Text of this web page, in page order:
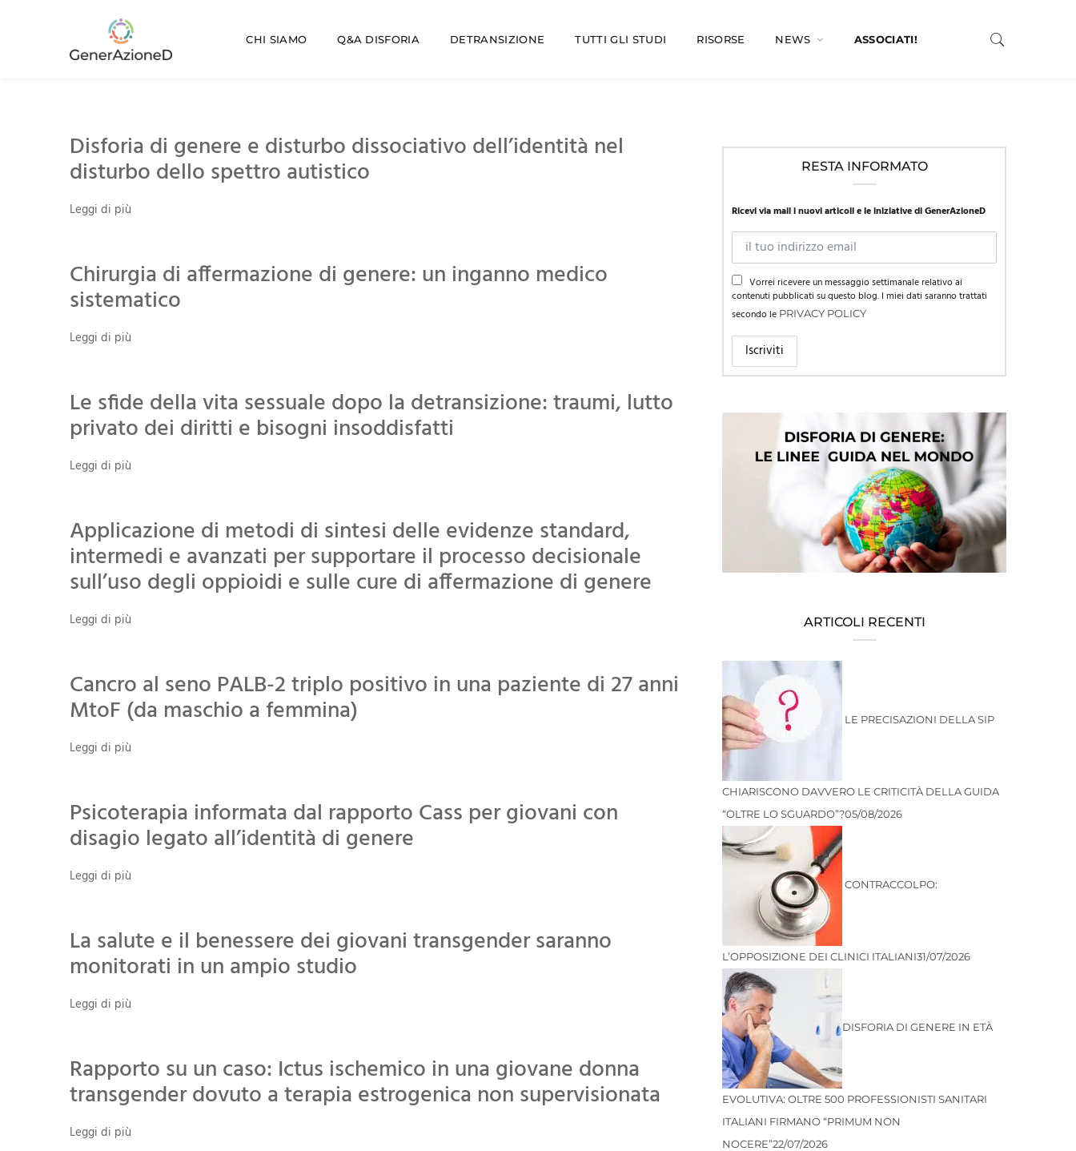
CHI SIAMO Q&A DISFORIA DETRANSIZIONE TUTTI GLI STUDI RISORSE NEWS ASSOCIATI!
Disforia di genere e disturbo dissociativo dell’identità nel
disturbo dello spettro autistico
Leggi di più
Chirurgia di affermazione di genere: un inganno medico
sistematico
Leggi di più
Le sfide della vita sessuale dopo la detransizione: traumi, lutto
privato dei diritti e bisogni insoddisfatti
Leggi di più
Applicazione di metodi di sintesi delle evidenze standard,
intermedi e avanzati per supportare il processo decisionale
sull’uso degli oppioidi e sulle cure di affermazione di genere
Leggi di più
Cancro al seno PALB-2 triplo positivo in una paziente di 27 anni
MtoF (da maschio a femmina)
Leggi di più
Psicoterapia informata dal rapporto Cass per giovani con
disagio legato all’identità di genere
Leggi di più
La salute e il benessere dei giovani transgender saranno
monitorati in un ampio studio
Leggi di più
Rapporto su un caso: Ictus ischemico in una giovane donna
transgender dovuto a terapia estrogenica non supervisionata
Leggi di più
RESTA INFORMATO
Ricevi via mail i nuovi articoli e le iniziative di GenerAzioneD
Vorrei ricevere un messaggio settimanale relativo ai
contenuti pubblicati su questo blog. I miei dati saranno trattati
secondo le PRIVACY POLICY
ARTICOLI RECENTI
LE PRECISAZIONI DELLA SIP
CHIARISCONO DAVVERO LE CRITICITÀ DELLA GUIDA
“OLTRE LO SGUARDO”?05/08/2026
CONTRACCOLPO:
L’OPPOSIZIONE DEI CLINICI ITALIANI31/07/2026
DISFORIA DI GENERE IN ETÀ
EVOLUTIVA: OLTRE 500 PROFESSIONISTI SANITARI
ITALIANI FIRMANO “PRIMUM NON
NOCERE”22/07/2026